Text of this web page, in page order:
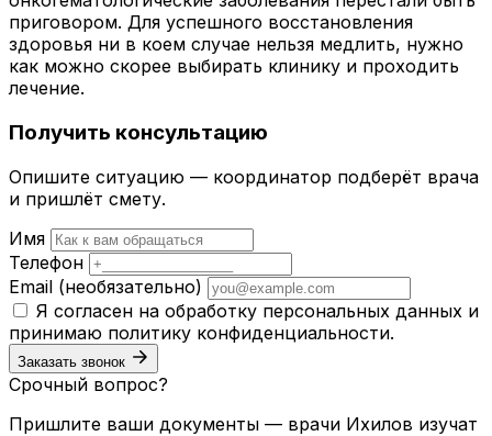
приговором. Для успешного восстановления
здоровья ни в коем случае нельзя медлить, нужно
как можно скорее выбирать клинику и проходить
лечение.
Получить консультацию
Опишите ситуацию — координатор подберёт врача
и пришлёт смету.
Имя
Телефон
Email (необязательно)
Я согласен на обработку персональных данных и
принимаю политику конфиденциальности.
Заказать звонок
Срочный вопрос?
Пришлите ваши документы — врачи Ихилов изучат